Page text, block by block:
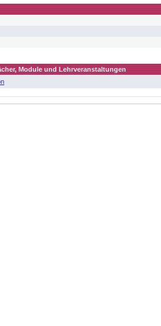
Module und Lehrveranstaltungen